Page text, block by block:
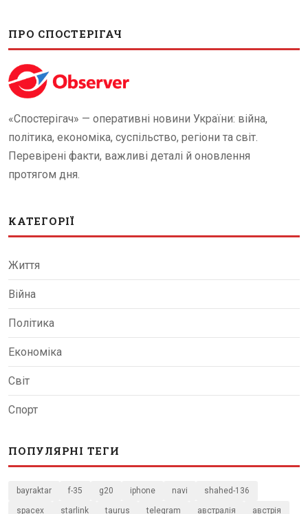
ПРО СПОСТЕРІГАЧ
«Спостерігач» — оперативні новини України: війна,
політика, економіка, суспільство, регіони та світ.
Перевірені факти, важливі деталі й оновлення
протягом дня.
КАТЕГОРІЇ
Життя
Війна
Політика
Економіка
Світ
Спорт
ПОПУЛЯРНІ ТЕГИ
bayraktar f-35 g20 iphone navi shahed-136
spacex starlink taurus telegram австралія австрія